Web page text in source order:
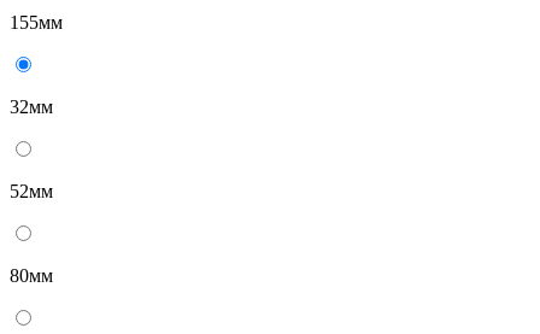
155мм
32мм
52мм
80мм